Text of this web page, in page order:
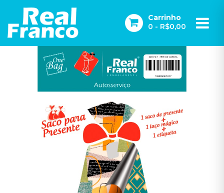
Carrinho
0 - R$0,00